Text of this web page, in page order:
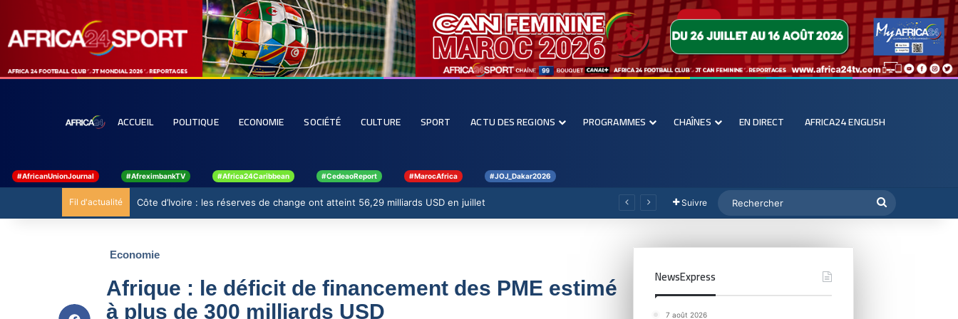
ACCUEIL POLITIQUE ECONOMIE SOCIÉTÉ CULTURE SPORT ACTU DES REGIONS PROGRAMMES CHAÎNES EN DIRECT AFRICA24 ENGLISH
#AfricanUnionJournal #AfreximbankTV #Africa24Caribbean #CedeaoReport #MarocAfrica #JOJ_Dakar2026
Fil d'actualité Côte d’Ivoire : les réserves de change ont atteint 56,29 milliards USD en juillet Suivre
Economie
Afrique : le déficit de financement des PME estimé
à plus de 300 milliards USD
NewsExpress
7 août 2026